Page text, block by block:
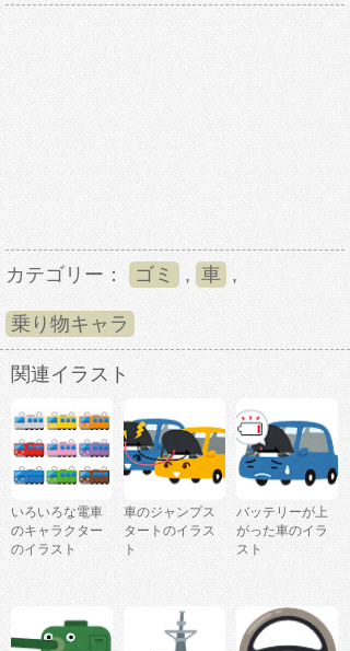
カテゴリー： ゴミ , 車 ,
乗り物キャラ
関連イラスト
いろいろな電車
のキャラクター
のイラスト
車のジャンプス
タートのイラス
ト
バッテリーが上
がった車のイラ
スト